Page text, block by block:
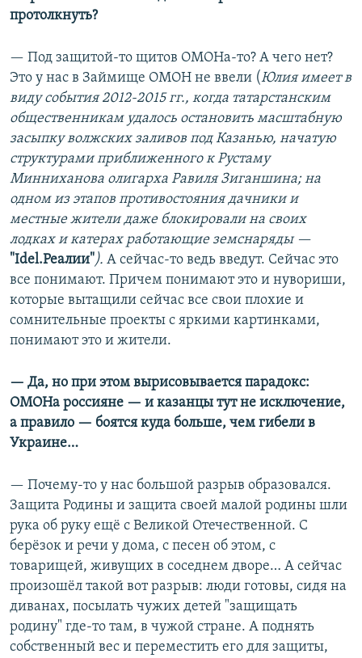
протолкнуть?
— Под защитой-то щитов ОМОНа-то? А чего нет?
Это у нас в Займище ОМОН не ввели (Юлия имеет в
виду события 2012-2015 гг., когда татарстанским
общественникам удалось остановить масштабную
засыпку волжских заливов под Казанью, начатую
структурами приближенного к Рустаму
Минниханова олигарха Равиля Зиганшина; на
одном из этапов противостояния дачники и
местные жители даже блокировали на своих
лодках и катерах работающие земснаряды —
"Idel.Реалии"). А сейчас-то ведь введут. Сейчас это
все понимают. Причем понимают это и нувориши,
которые вытащили сейчас все свои плохие и
сомнительные проекты с яркими картинками,
понимают это и жители.
— Да, но при этом вырисовывается парадокс:
ОМОНа россияне — и казанцы тут не исключение,
а правило — боятся куда больше, чем гибели в
Украине…
— Почему-то у нас большой разрыв образовался.
Защита Родины и защита своей малой родины шли
рука об руку ещё с Великой Отечественной. С
берёзок и речи у дома, с песен об этом, с
товарищей, живущих в соседнем дворе… А сейчас
произошёл такой вот разрыв: люди готовы, сидя на
диванах, посылать чужих детей "защищать
родину" где-то там, в чужой стране. А поднять
собственный вес и переместить его для защиты,